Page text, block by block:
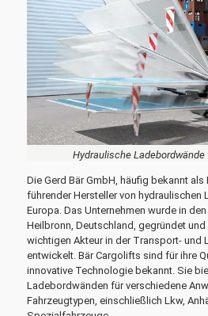
Hydraulische
Die Gerd Bär GmbH, häufig bekannt als
führender Hersteller von hydraulischen
Europa. Das Unternehmen wurde in
Heilbronn, Deutschland, gegründet
wichtigen Akteur in der Transport- und
entwickelt. Bär Cargolifts sind für ihre
innovative Technologie bekannt. Sie
Ladebordwänden für verschiedene
Fahrzeugtypen, einschließlich Lkw,